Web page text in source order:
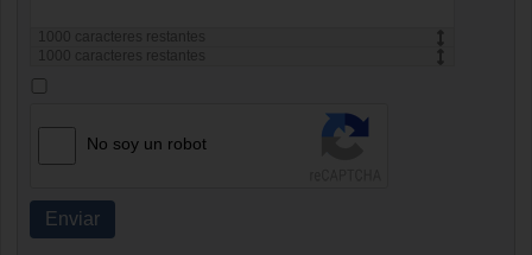
caracteres restantes
caracteres restantes
No soy un robot
Enviar